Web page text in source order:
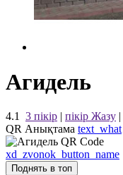
Агидель
4.1 3 пікір | пікір Жазу |
QR Анықтама text_what
xd_zvonok_button_name
Поднять в топ